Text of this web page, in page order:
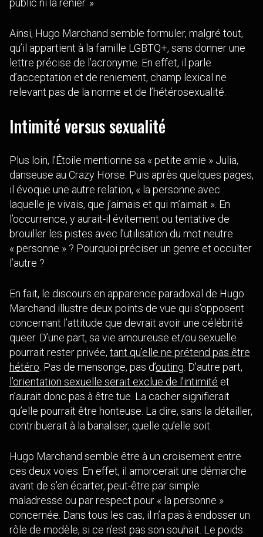
public ni la renier. »
Ainsi, Hugo Marchand semble formuler, malgré tout,
qu’il appartient à la famille LGBTQ+, sans donner une
lettre précise de l’acronyme. En effet, il parle
d’acceptation et de reniement, champ lexical ne
relevant pas de la norme et de l’hétérosexualité.
Intimité versus sexualité
Plus loin, l’Étoile mentionne sa « petite amie » Julia,
danseuse au Crazy Horse. Puis après quelques pages,
il évoque une autre relation, « la personne avec
laquelle je vivais, que j’aimais et qui m’aimait ». En
l’occurrence, y aurait-il évitement ou tentative de
brouiller les pistes avec l’utilisation du mot neutre
« personne » ? Pourquoi préciser un genre et occulter
l’autre ?
En fait, le discours en apparence paradoxal de Hugo
Marchand illustre deux points de vue qui s’opposent
concernant l’attitude que devrait avoir une célébrité
queer. D’une part, sa vie amoureuse et/ou sexuelle
pourrait rester privée, tant qu’elle ne prétend pas être
hétéro. Pas de mensonge, pas d’outing. D’autre part,
l’orientation sexuelle serait exclue de l’intimité et
n’aurait donc pas à être tue. La cacher signifierait
qu’elle pourrait être honteuse. La dire, sans la détailler,
contribuerait à la banaliser, quelle qu’elle soit.
Hugo Marchand semble être à un croisement entre
ces deux voies. En effet, il amorcerait une démarche
avant de s’en écarter, peut-être par simple
maladresse ou par respect pour « la personne »
concernée. Dans tous les cas, il n’a pas à endosser un
rôle de modèle, si ce n’est pas son souhait. Le poids